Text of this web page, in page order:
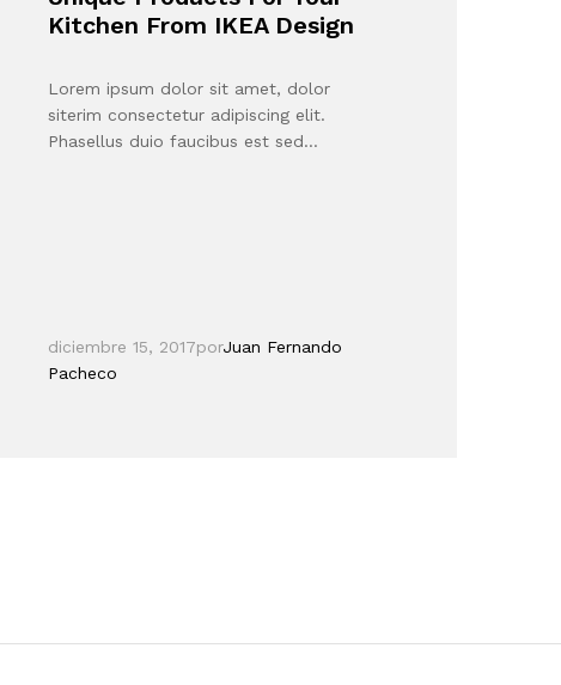
Kitchen From IKEA Design
Lorem ipsum dolor sit amet, dolor
siterim consectetur adipiscing elit.
Phasellus duio faucibus est sed…
diciembre 15, 2017porJuan Fernando
Pacheco